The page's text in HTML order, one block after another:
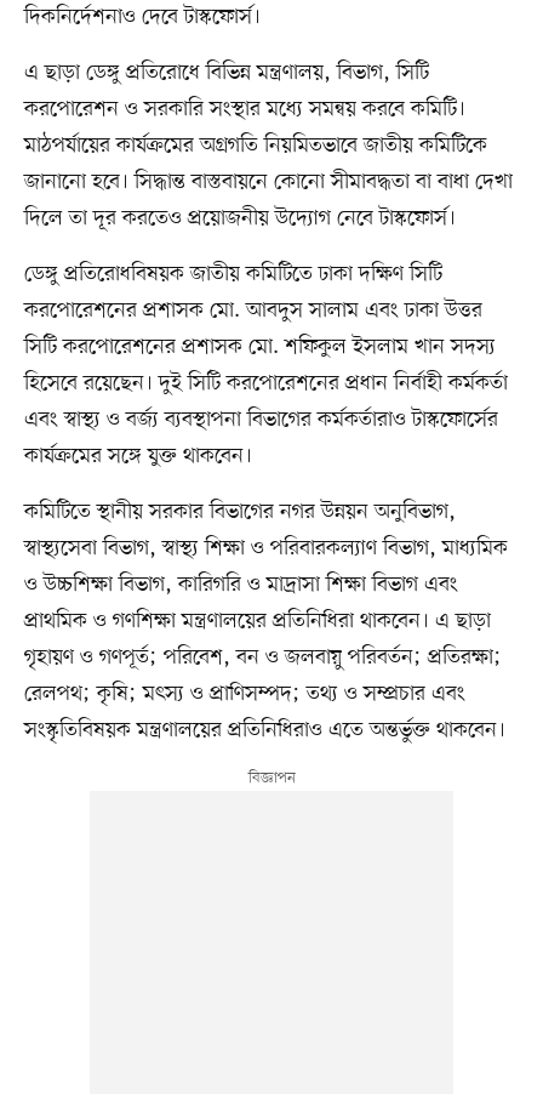
দিকনির্দেশনাও দেবে টাস্কফোর্স।
এ ছাড়া ডেঙ্গু প্রতিরোধে বিভিন্ন মন্ত্রণালয়, বিভাগ, সিটি
করপোরেশন ও সরকারি সংস্থার মধ্যে সমন্বয় করবে কমিটি।
মাঠপর্যায়ের কার্যক্রমের অগ্রগতি নিয়মিতভাবে জাতীয় কমিটিকে
জানানো হবে। সিদ্ধান্ত বাস্তবায়নে কোনো সীমাবদ্ধতা বা বাধা দেখা
দিলে তা দূর করতেও প্রয়োজনীয় উদ্যোগ নেবে টাস্কফোর্স।
ডেঙ্গু প্রতিরোধবিষয়ক জাতীয় কমিটিতে ঢাকা দক্ষিণ সিটি
করপোরেশনের প্রশাসক মো. আবদুস সালাম এবং ঢাকা উত্তর
সিটি করপোরেশনের প্রশাসক মো. শফিকুল ইসলাম খান সদস্য
হিসেবে রয়েছেন। দুই সিটি করপোরেশনের প্রধান নির্বাহী কর্মকর্তা
এবং স্বাস্থ্য ও বর্জ্য ব্যবস্থাপনা বিভাগের কর্মকর্তারাও টাস্কফোর্সের
কার্যক্রমের সঙ্গে যুক্ত থাকবেন।
কমিটিতে স্থানীয় সরকার বিভাগের নগর উন্নয়ন অনুবিভাগ,
স্বাস্থ্যসেবা বিভাগ, স্বাস্থ্য শিক্ষা ও পরিবারকল্যাণ বিভাগ, মাধ্যমিক
ও উচ্চশিক্ষা বিভাগ, কারিগরি ও মাদ্রাসা শিক্ষা বিভাগ এবং
প্রাথমিক ও গণশিক্ষা মন্ত্রণালয়ের প্রতিনিধিরা থাকবেন। এ ছাড়া
গৃহায়ণ ও গণপূর্ত; পরিবেশ, বন ও জলবায়ু পরিবর্তন; প্রতিরক্ষা;
রেলপথ; কৃষি; মৎস্য ও প্রাণিসম্পদ; তথ্য ও সম্প্রচার এবং
সংস্কৃতিবিষয়ক মন্ত্রণালয়ের প্রতিনিধিরাও এতে অন্তর্ভুক্ত থাকবেন।